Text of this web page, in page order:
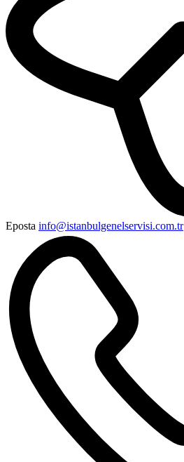
Eposta info@istanbulgenelservisi.com.tr